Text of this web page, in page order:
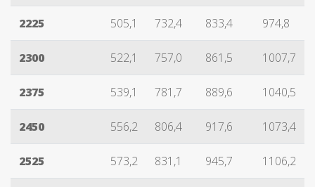
2225 505,1 732,4 833,4 974,8
2300 522,1 757,0 861,5 1007,7
2375 539,1 781,7 889,6 1040,5
2450 556,2 806,4 917,6 1073,4
2525 573,2 831,1 945,7 1106,2